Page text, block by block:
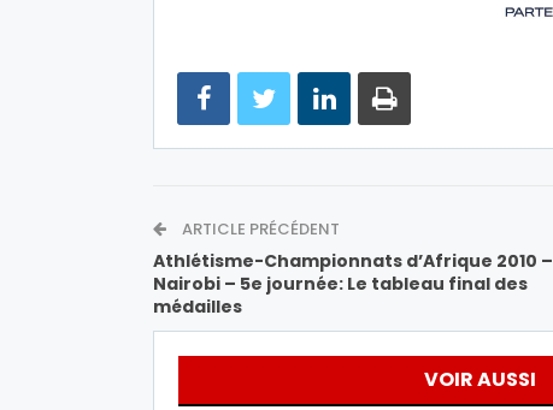
ARTICLE PRÉCÉDENT
Athlétisme-Championnats d’Afrique 2010 –
Nairobi – 5e journée: Le tableau final des
médailles
VOIR AUSSI